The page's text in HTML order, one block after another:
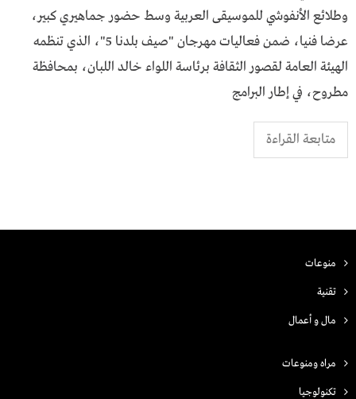
وطلائع الأنفوشي للموسيقى العربية وسط حضور جماهيري كبير،
عرضا فنيا، ضمن فعاليات مهرجان "صيف بلدنا 5"، الذي تنظمه
الهيئة العامة لقصور الثقافة برئاسة اللواء خالد اللبان، بمحافظة
مطروح، في إطار البرامج
متابعة القراءة
منوعات
تقنية
مال و أعمال
مراه ومنوعات
تكنولوجيا